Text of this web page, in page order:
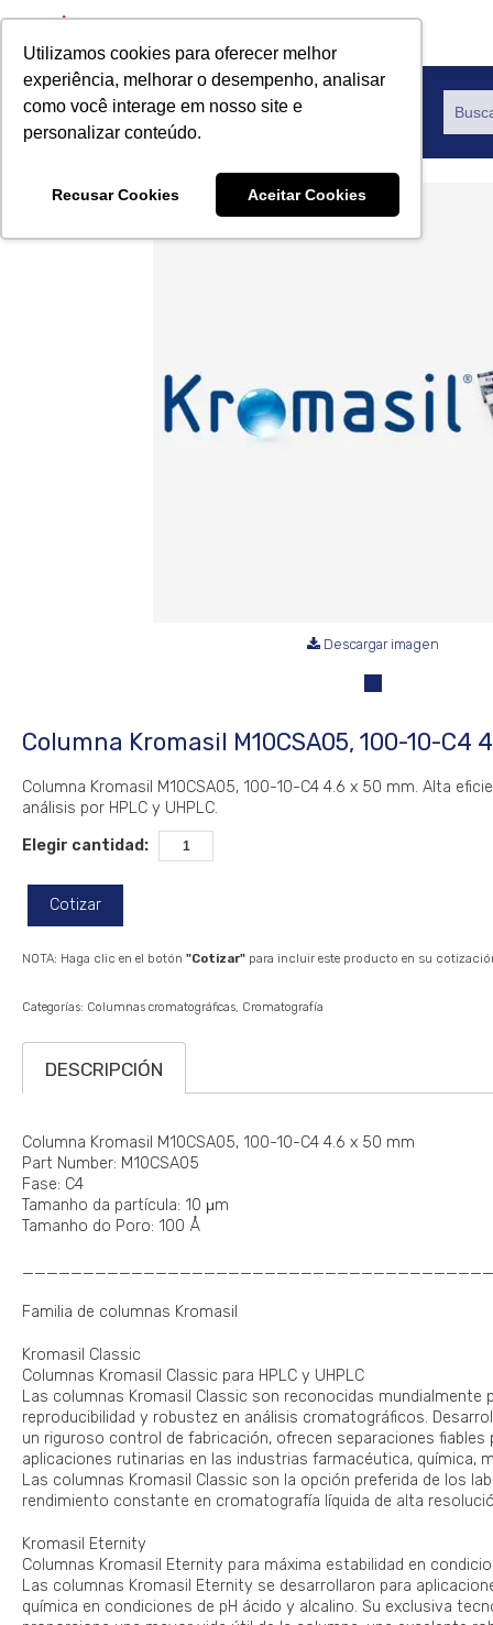
Utilizamos cookies para oferecer melhor
experiência, melhorar o desempenho, analisar
como você interage em nosso site e
personalizar conteúdo.
Recusar Cookies Aceitar Cookies
Productos
Descargar imagen
Columna Kromasil M10CSA05, 100-10-C4
Columna Kromasil M10CSA05, 100-10-C4 4.6 x 50 mm. Alta
análisis por HPLC y UHPLC.
Elegir cantidad:
Cotizar
NOTA: Haga clic en el botón "Cotizar" para incluir este producto en su
Categorías: Columnas cromatográficas Cromatografía
DESCRIPCIÓN
Columna Kromasil M10CSA05, 100-10-C4 4.6 x 50 mm
Part Number: M10CSA05
Fase: C4
Tamanho da partícula: 10 μm
Tamanho do Poro: 100 Å
Familia de columnas Kromasil
Kromasil Classic
Columnas Kromasil Classic para HPLC y UHPLC
Las columnas Kromasil Classic son reconocidas mundialmente
reproducibilidad y robustez en análisis cromatográficos.
un riguroso control de fabricación, ofrecen separaciones
aplicaciones rutinarias en las industrias farmacéutica, química,
Las columnas Kromasil Classic son la opción preferida de los
rendimiento constante en cromatografía líquida de alta
Kromasil Eternity
Columnas Kromasil Eternity para máxima estabilidad en
Las columnas Kromasil Eternity se desarrollaron para
química en condiciones de pH ácido y alcalino. Su exclusiva